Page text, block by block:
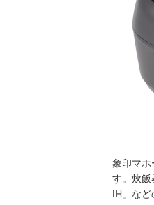
象印マホ
す。炊飯
IH」など